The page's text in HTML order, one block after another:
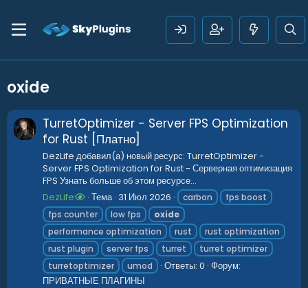
oxide
TurretOptimizer - Server FPS Optimization
for Rust [Платно]
DezLife добавил(а) новый ресурс: TurretOptimizer -
Server FPS Optimization for Rust - Серверная оптимизация
FPS Узнать больше об этом ресурсе...
DezLife
Тема 31 Июл 2026 carbon
fps boost
fps counter
low fps
oxide
performance optimization
rust
rust optimization
rust plugin
server fps turret
turret optimizer
turretoptimizer
umod Ответы: 0 Форум:
ПРИВАТНЫЕ ПЛАГИНЫ